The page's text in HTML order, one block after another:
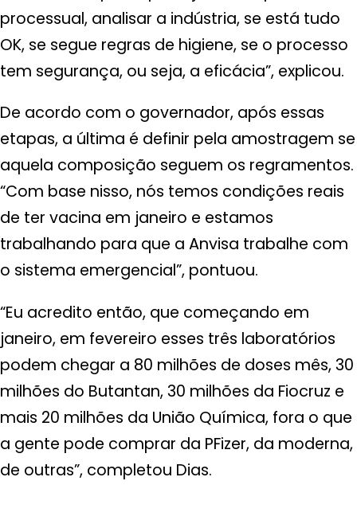
processual, analisar a indústria, se está tudo
OK, se segue regras de higiene, se o processo
tem segurança, ou seja, a eficácia”, explicou.
De acordo com o governador, após essas
etapas, a última é definir pela amostragem se
aquela composição seguem os regramentos.
“Com base nisso, nós temos condições reais
de ter vacina em janeiro e estamos
trabalhando para que a Anvisa trabalhe com
o sistema emergencial”, pontuou.
“Eu acredito então, que começando em
janeiro, em fevereiro esses três laboratórios
podem chegar a 80 milhões de doses mês, 30
milhões do Butantan, 30 milhões da Fiocruz e
mais 20 milhões da União Química, fora o que
a gente pode comprar da PFizer, da moderna,
de outras”, completou Dias.